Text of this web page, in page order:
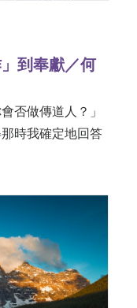
到奉獻／何
否做傳道人？」
時我確定地回答